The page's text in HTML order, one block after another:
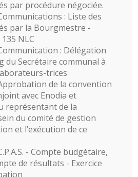
par procédure négociée.
: Liste des
par la Bourgmestre -
NLC
: Délégation
du Secrétaire communal à
trices
de la convention
avec Enodia et
représentant de la
du comité de gestion
et l’exécution de ce
- Compte budgétaire,
de résultats - Exercice